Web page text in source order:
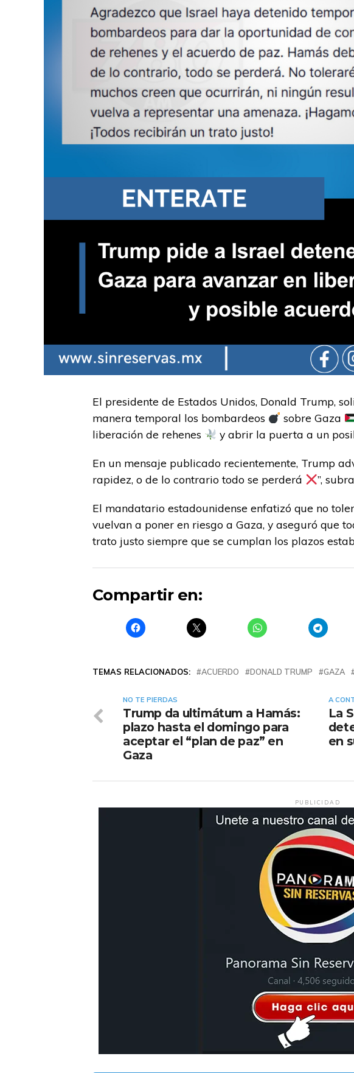
El presidente de Estados Unidos, Donald Trump,
manera temporal los bombardeos
sobre Gaza
liberación de rehenes
y abrir la puerta a un
En un mensaje publicado recientemente, Trump
rapidez, o de lo contrario todo se perderá
”,
El mandatario estadounidense enfatizó que no
vuelvan a poner en riesgo a Gaza, y aseguró que
trato justo siempre que se cumplan los plazos
Compartir en:
TEMAS RELACIONADOS: ACUERDO DONALD TRUMP GAZA
A
La
en
NO TE PIERDAS
Trump da ultimátum a Hamás:
plazo hasta el domingo para
aceptar el “plan de paz” en
Gaza
PUBLICIDAD